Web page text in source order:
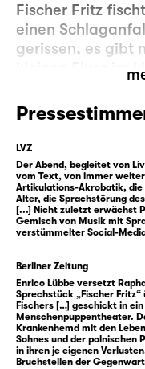
Fischer Fritz
einen
gerissen, es gibt
kleinen Fluss im
Fritz’ Sohn
Hobby, er ist in
Aber ob es eh
man sich auch
Unsicher ist
weitergehen soll
Sprechen ist
hat er sich jetzt
sein Denken ist
denkt der Fritz, „i
kommt für ihn
Wenig später
anderen Frauen
Deutschland. Sie
als Live-in-
LVZ
Der Abend, begleitet von
vom Text, von immer
Artikulations-Akrobatik, die
Alter, die Sprachstörung
[...] Nicht zuletzt erwächst
Gemisch von Musik mit
verstümmelter Social-
Berliner Zeitung
Enrico Lübbe versetzt
Sprechstück „Fischer
Fischers […] geschickt in
Menschenpuppentheater.
Krankenhemd mit den
Sohnes und der polnischen
in ihren je eigenen
Bruchstellen der